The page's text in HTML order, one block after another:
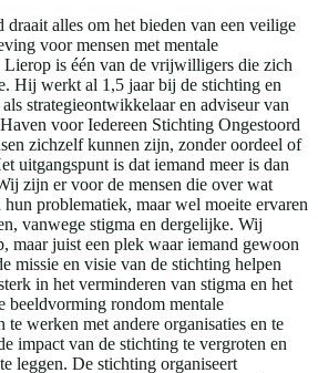
alles om het bieden van een veilige
voor mensen met mentale
Lierop is één van de vrijwilligers die zich
Hij werkt al 1,5 jaar bij de stichting en
strategieontwikkelaar en adviseur van
voor Iedereen Stichting Ongestoord
zichzelf kunnen zijn, zonder oordeel of
uitgangspunt is dat iemand meer is dan
zijn er voor de mensen die over wat
problematiek, maar wel moeite ervaren
vanwege stigma en dergelijke. Wij
maar juist een plek waar iemand gewoon
missie en visie van de stichting helpen
in het verminderen van stigma en het
beeldvorming rondom mentale
te werken met andere organisaties en te
impact van de stichting te vergroten en
leggen. De stichting organiseert